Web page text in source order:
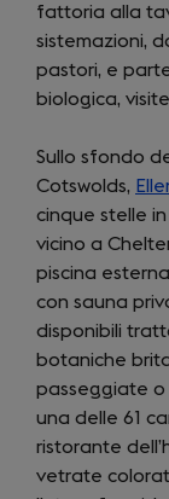
fattoria alla
sistemazioni,
pastori, e
biologica,
Sullo sfondo
Cotswolds,
cinque stelle
vicino a
piscina
con sauna
disponibili
botaniche
passeggiate o
una delle 61
ristorante
vetrate